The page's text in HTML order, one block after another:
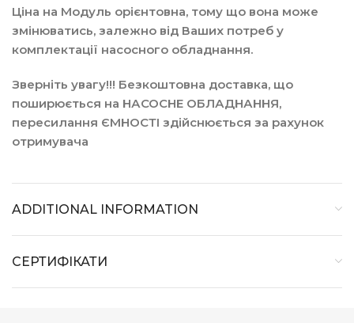
Ціна на Модуль орієнтовна, тому що вона може
змінюватись, залежно від Ваших потреб у
комплектації насосного обладнання.
Зверніть увагу!!! Безкоштовна доставка, що
поширюється на НАСОСНЕ ОБЛАДНАННЯ,
пересилання ЄМНОСТІ здійснюється за рахунок
отримувача
ADDITIONAL INFORMATION
СЕРТИФІКАТИ